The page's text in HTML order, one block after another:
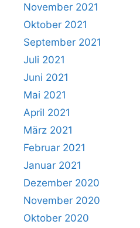
November 2021
Oktober 2021
September 2021
Juli 2021
Juni 2021
Mai 2021
April 2021
März 2021
Februar 2021
Januar 2021
Dezember 2020
November 2020
Oktober 2020